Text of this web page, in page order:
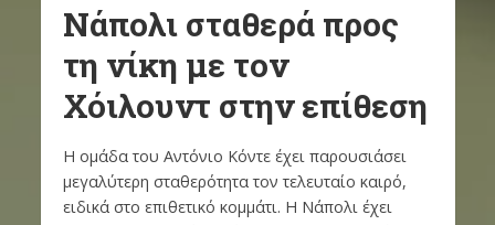
Νάπολι σταθερά προς
τη νίκη με τον
Χόιλουντ στην επίθεση
Η ομάδα του Αντόνιο Κόντε έχει παρουσιάσει
μεγαλύτερη σταθερότητα τον τελευταίο καιρό,
ειδικά στο επιθετικό κομμάτι. Η Νάπολι έχει